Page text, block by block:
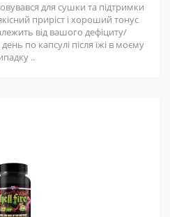
для сушки та підтримки
приріст і хороший тонус
від вашого дефіциту/
по капсулі після їжі в моєму
..